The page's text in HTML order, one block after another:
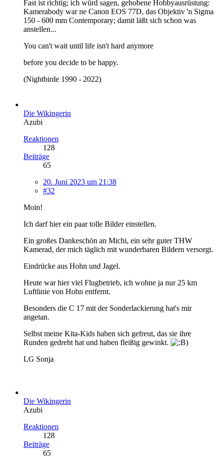
Fast ist richtig; ich würd sagen, gehobene Hobbyausrüstung:
Kamerabody war ne Canon EOS 77D, das Objektiv 'n Sigma
150 - 600 mm Contemporary; damit läßt sich schon was
anstellen...
You can't wait until life isn't hard anymore
before you decide to be happy.
(Nightbirde 1990 - 2022)
Die Wikingerin
Azubi
Reaktionen
128
Beiträge
65
20. Juni 2023 um 21:38
#32
Moin!
Ich darf hier ein paar tolle Bilder einstellen.
Ein großes Dankeschön an Michi, ein sehr guter THW
Kamerad, der mich täglich mit wunderbaren Bildern versorgt.
Eindrücke aus Hohn und Jagel.
Heute war hier viel Flugbetrieb, ich wohne ja nur 25 km
Luftlinie von Hohn entfernt.
Besonders die C 17 mit der Sonderlackierung hat's mir
angetan.
Selbst meine Kita-Kids haben sich gefreut, das sie ihre
Runden gedreht hat und haben fleißig gewinkt.
LG Sonja
Die Wikingerin
Azubi
Reaktionen
128
Beiträge
65